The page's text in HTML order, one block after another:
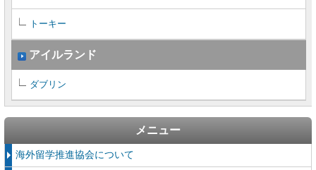
トーキー
アイルランド
ダブリン
メニュー
海外留学推進協会について